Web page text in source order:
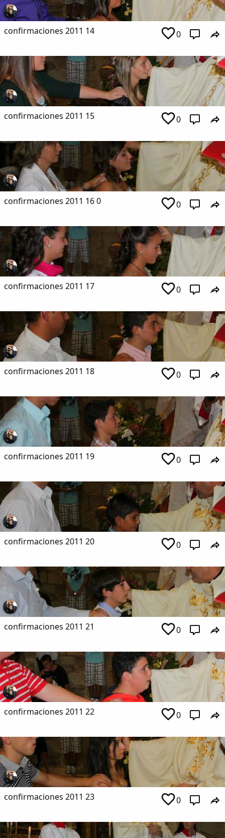
confirmaciones 2011 14 0
confirmaciones 2011 15 0
confirmaciones 2011 16 0 0
confirmaciones 2011 17 0
confirmaciones 2011 18 0
confirmaciones 2011 19 0
confirmaciones 2011 20 0
confirmaciones 2011 21 0
confirmaciones 2011 22 0
confirmaciones 2011 23 0